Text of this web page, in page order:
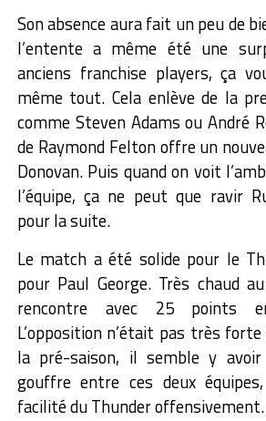
Son absence aura fait un peu de
l’entente a même été une
anciens franchise players, ça
même tout. Cela enlève de la
comme Steven Adams ou André
de Raymond Felton offre un
Donovan. Puis quand on voit
l’équipe, ça ne peut que ravir
pour la suite.
Le match a été solide pour le
pour Paul George. Très chaud
rencontre avec 25 points
L’opposition n’était pas très
la pré-saison, il semble y
gouffre entre ces deux
facilité du Thunder offensivement.